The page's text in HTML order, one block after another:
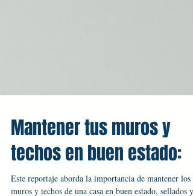
Mantener tus muros y
techos en buen estado: